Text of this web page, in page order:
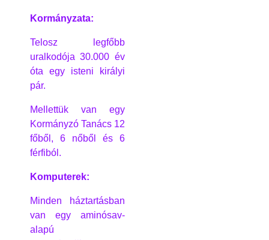
Kormányzata:
Telosz legfőbb
uralkodója 30.000 év
óta egy isteni királyi
pár.
Mellettük van egy
Kormányzó Tanács 12
főből, 6 nőből és 6
férfiból.
Komputerek:
Minden háztartásban
van egy aminósav-
alapú